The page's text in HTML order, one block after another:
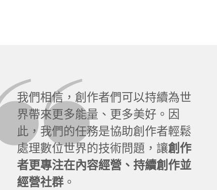
我們相信，創作者們可以持續為世
界帶來更多能量、更多美好。因
此，我們的任務是協助創作者輕鬆
處理數位世界的技術問題，讓創作
者更專注在內容經營、持續創作並
經營社群。